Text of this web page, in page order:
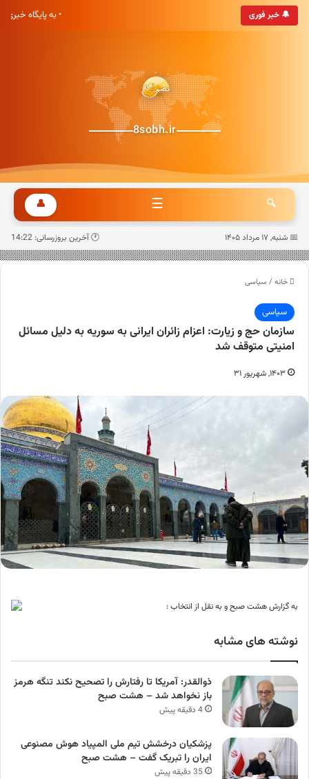
🔔 خبر فوری • به پایگاه
8sobh.ir
🔍
☰
👤
📅 شنبه, ۱۷ مرداد ۱۴۰۵ 🕐 آخرین بروزرسانی: 14:22
خانه / سیاسی
سیاسی
سازمان حج و زیارت: اعزام زائران ایرانی به سوریه به دلیل مسائل
امنیتی متوقف شد
۱۴۰۳, شهریور ۳۱
به گزارش هشت صبح و به نقل از انتخاب :
نوشته های مشابه
ذوالقدر: آمریکا تا رفتارش را تصحیح نکند تنگه هرمز
باز نخواهد شد – هشت صبح
4 دقیقه پیش
پزشکیان درخشش تیم ملی المپیاد هوش مصنوعی
ایران را تبریک گفت – هشت صبح
35 دقیقه پیش